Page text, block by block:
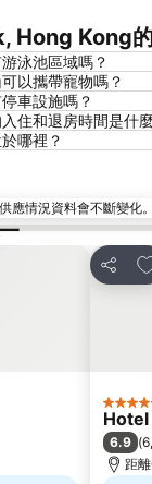
Hong Kong
泳池區域嗎？
以攜帶寵物嗎？
車設施嗎？
住和退房時間是什
哪裡？
應情況資料會不斷變化
分享
4 星級
6.9 (
距